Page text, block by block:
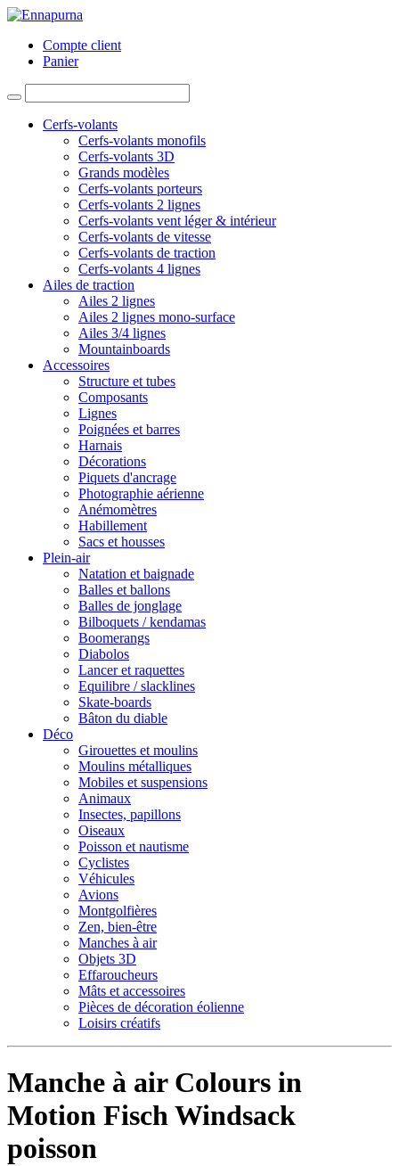
Compte client
Panier
Cerfs-volants
Cerfs-volants monofils
Cerfs-volants 3D
Grands modèles
Cerfs-volants porteurs
Cerfs-volants 2 lignes
Cerfs-volants vent léger & intérieur
Cerfs-volants de vitesse
Cerfs-volants de traction
Cerfs-volants 4 lignes
Ailes de traction
Ailes 2 lignes
Ailes 2 lignes mono-surface
Ailes 3/4 lignes
Mountainboards
Accessoires
Structure et tubes
Composants
Lignes
Poignées et barres
Harnais
Décorations
Piquets d'ancrage
Photographie aérienne
Anémomètres
Habillement
Sacs et housses
Plein-air
Natation et baignade
Balles et ballons
Balles de jonglage
Bilboquets / kendamas
Boomerangs
Diabolos
Lancer et raquettes
Equilibre / slacklines
Skate-boards
Bâton du diable
Déco
Girouettes et moulins
Moulins métalliques
Mobiles et suspensions
Animaux
Insectes, papillons
Oiseaux
Poisson et nautisme
Cyclistes
Véhicules
Avions
Montgolfières
Zen, bien-être
Manches à air
Objets 3D
Effaroucheurs
Mâts et accessoires
Pièces de décoration éolienne
Loisirs créatifs
Manche à air Colours in
Motion Fisch Windsack
poisson